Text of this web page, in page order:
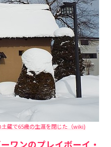
蔵で65歳の生涯を閉じた（wiki)
ワンのプレイボーイ・